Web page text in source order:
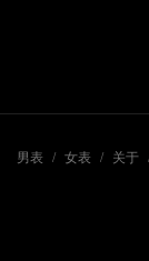
男表 / 女表 / 关于